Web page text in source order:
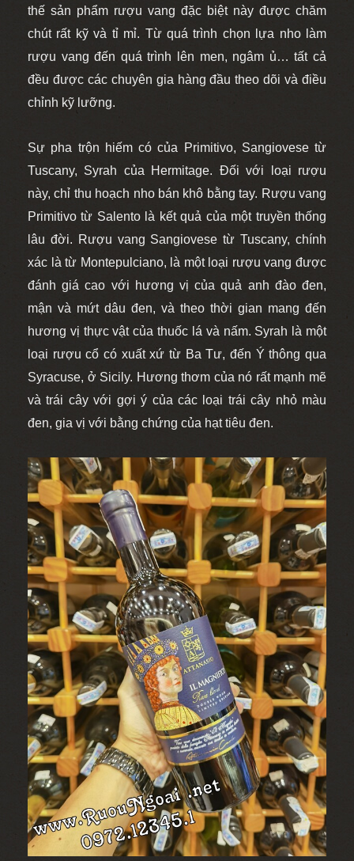
thế sản phẩm rượu vang đặc biệt này được chăm
chút rất kỹ và tỉ mỉ. Từ quá trình chọn lựa nho làm
rượu vang đến quá trình lên men, ngâm ủ… tất cả
đều được các chuyên gia hàng đầu theo dõi và điều
chỉnh kỹ lưỡng.
Sự pha trộn hiếm có của Primitivo, Sangiovese từ
Tuscany, Syrah của Hermitage. Đối với loại rượu
này, chỉ thu hoạch nho bán khô bằng tay. Rượu vang
Primitivo từ Salento là kết quả của một truyền thống
lâu đời. Rượu vang Sangiovese từ Tuscany, chính
xác là từ Montepulciano, là một loại rượu vang được
đánh giá cao với hương vị của quả anh đào đen,
mận và mứt dâu đen, và theo thời gian mang đến
hương vị thực vật của thuốc lá và nấm. Syrah là một
loại rượu cổ có xuất xứ từ Ba Tư, đến Ý thông qua
Syracuse, ở Sicily. Hương thơm của nó rất mạnh mẽ
và trái cây với gợi ý của các loại trái cây nhỏ màu
đen, gia vị với bằng chứng của hạt tiêu đen.